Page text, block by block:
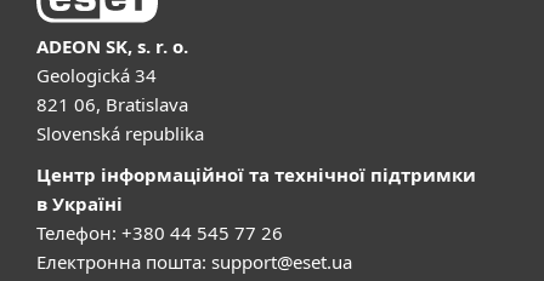
ADEON SK, s. r. o.
Geologická 34
821 06, Bratislava
Slovenská republika
Центр інформаційної та технічної підтримки
в Україні
Телефон: +380 44 545 77 26
Електронна пошта: support@eset.ua